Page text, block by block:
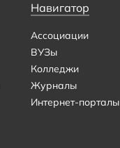
Навигатор
Ассоциации
ВУЗы
Колледжи
Журналы
Интернет-порталы